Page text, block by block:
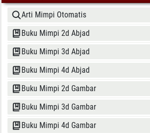
Arti Mimpi Otomatis
Buku Mimpi 2d Abjad
Buku Mimpi 3d Abjad
Buku Mimpi 4d Abjad
Buku Mimpi 2d Gambar
Buku Mimpi 3d Gambar
Buku Mimpi 4d Gambar